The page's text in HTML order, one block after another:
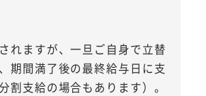
れますが、一旦ご自身で立替
期間満了後の最終給与日に支
割支給の場合もあります）。